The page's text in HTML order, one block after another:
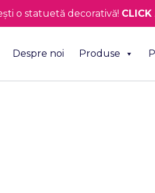
o statuetă decorativă! CLICK
Despre noi Produse